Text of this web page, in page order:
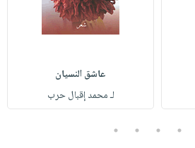
عاشق النسيان
لـ محمد إقبال حرب
2
3
4
5